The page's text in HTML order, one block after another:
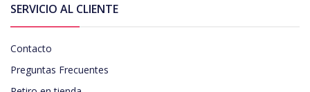
SERVICIO AL CLIENTE
Contacto
Preguntas Frecuentes